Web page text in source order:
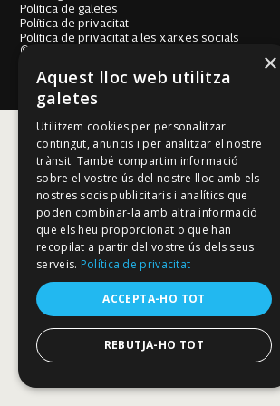
Política de galetes
Política de privacitat
Política de privacitat a les xarxes socials
© Fundació Mallorca Literària 2026. Tots els drets
Disseny i desenvolupament web BESTALDE STUDIO
×
Aquest lloc web utilitza
galetes
Utilitzem cookies per personalitzar
contingut, anuncis i per analitzar el nostre
trànsit. També compartim informació
sobre el vostre ús del nostre lloc amb els
nostres socis publicitaris i analítics que
poden combinar-la amb altra informació
que els heu proporcionat o que han
recopilat a partir del vostre ús dels seus
serveis. Política de privacitat
ACCEPTA-HO TOT
REBUTJA-HO TOT